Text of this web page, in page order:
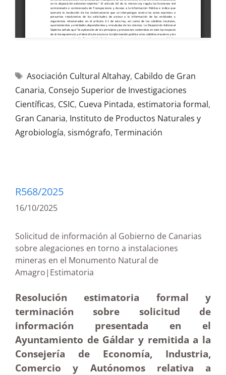
Asociación Cultural Altahay, Cabildo de Gran
Canaria, Consejo Superior de Investigaciones
Científicas, CSIC, Cueva Pintada, estimatoria formal,
Gran Canaria, Instituto de Productos Naturales y
Agrobiología, sismógrafo, Terminación
R568/2025
16/10/2025
Solicitud de información al Gobierno de Canarias
sobre alegaciones en torno a instalaciones
mineras en el Monumento Natural de
Amagro|Estimatoria
Resolución estimatoria formal y
terminación sobre solicitud de
información presentada en el
Ayuntamiento de Gáldar y remitida a la
Consejería de Economía, Industria,
Comercio y Autónomos relativa a